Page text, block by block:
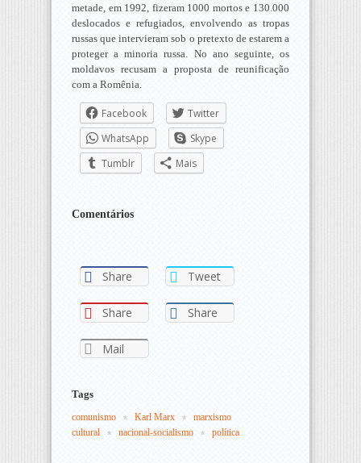
metade, em 1992, fizeram 1000 mortos e 130.000
deslocados e refugiados, envolvendo as tropas
russas que intervieram sob o pretexto de estarem a
proteger a minoria russa. No ano seguinte, os
moldavos recusam a proposta de reunificação
com a Romênia.
Facebook
Twitter
WhatsApp
Skype
Tumblr
Mais
Comentários
Share Tweet
Share Share
Mail
Tags
comunismo Karl Marx
marxismo
cultural
nacional-socialismo política